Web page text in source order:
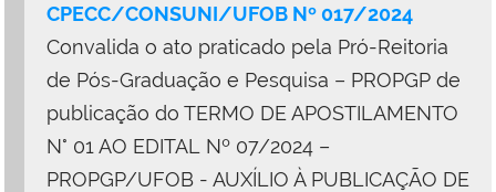
CPECC/CONSUNI/UFOB Nº 017/2024
Convalida o ato praticado pela Pró-Reitoria
de Pós-Graduação e Pesquisa – PROPGP de
publicação do TERMO DE APOSTILAMENTO
N° 01 AO EDITAL Nº 07/2024 –
PROPGP/UFOB - AUXÍLIO À PUBLICAÇÃO DE